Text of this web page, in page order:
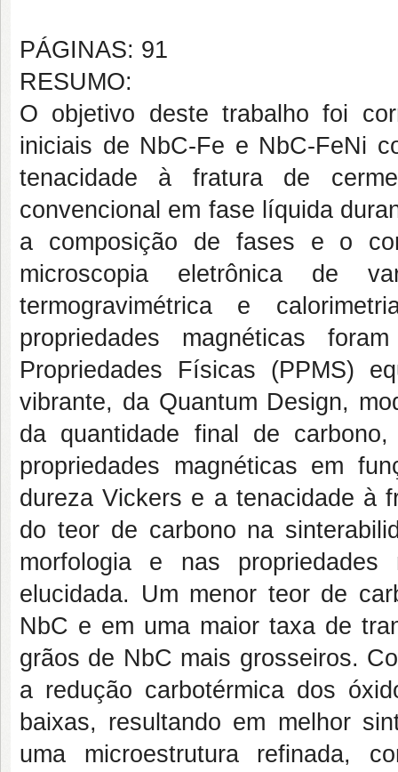
PÁGINAS: 91
RESUMO:
O objetivo deste trabalho foi
iniciais de NbC-Fe e NbC-FeNi
tenacidade à fratura de
convencional em fase líquida
a composição de fases e o
microscopia eletrônica de
termogravimétrica e
propriedades magnéticas
Propriedades Físicas (PPMS)
vibrante, da Quantum Design,
da quantidade final de
propriedades magnéticas em
dureza Vickers e a tenacidade à
do teor de carbono na
morfologia e nas
elucidada. Um menor teor de
NbC e em uma maior taxa de
grãos de NbC mais grosseiros.
a redução carbotérmica dos
baixas, resultando em melhor
uma microestrutura refinada,